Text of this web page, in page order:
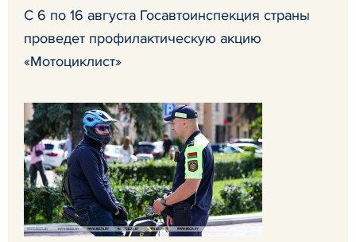
С 6 по 16 августа Госавтоинспекция страны
проведет профилактическую акцию
«Мотоциклист»